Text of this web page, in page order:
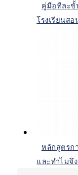
คู่มือทีละขั้
โรงเรียนส
หลักสูตรก
และทำไม